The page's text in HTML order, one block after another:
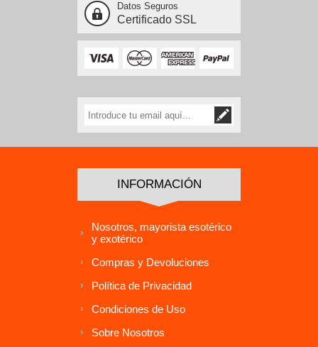
Datos Seguros
Certificado SSL
INFORMACIÓN
Nosotros, mayorista esotérico
y exotérico
Compras y Devoluciones
Política de Privacidad
Condiciones de Uso
Sobre Nosotros